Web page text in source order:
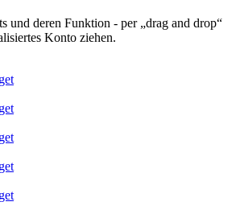
und deren Funktion - per „drag and drop“
Konto ziehen.